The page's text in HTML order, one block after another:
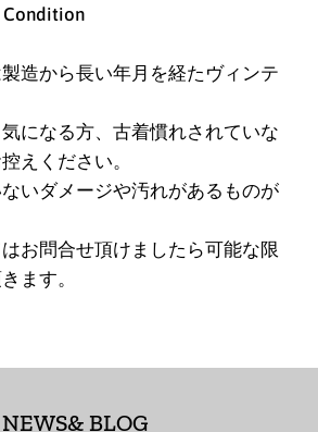
Condition
造から長い年月を経たヴィンテ
になる方、古着慣れされていな
えください。
いダメージや汚れがあるものが
お問合せ頂けましたら可能な限
ます。
NEWS& BLOG